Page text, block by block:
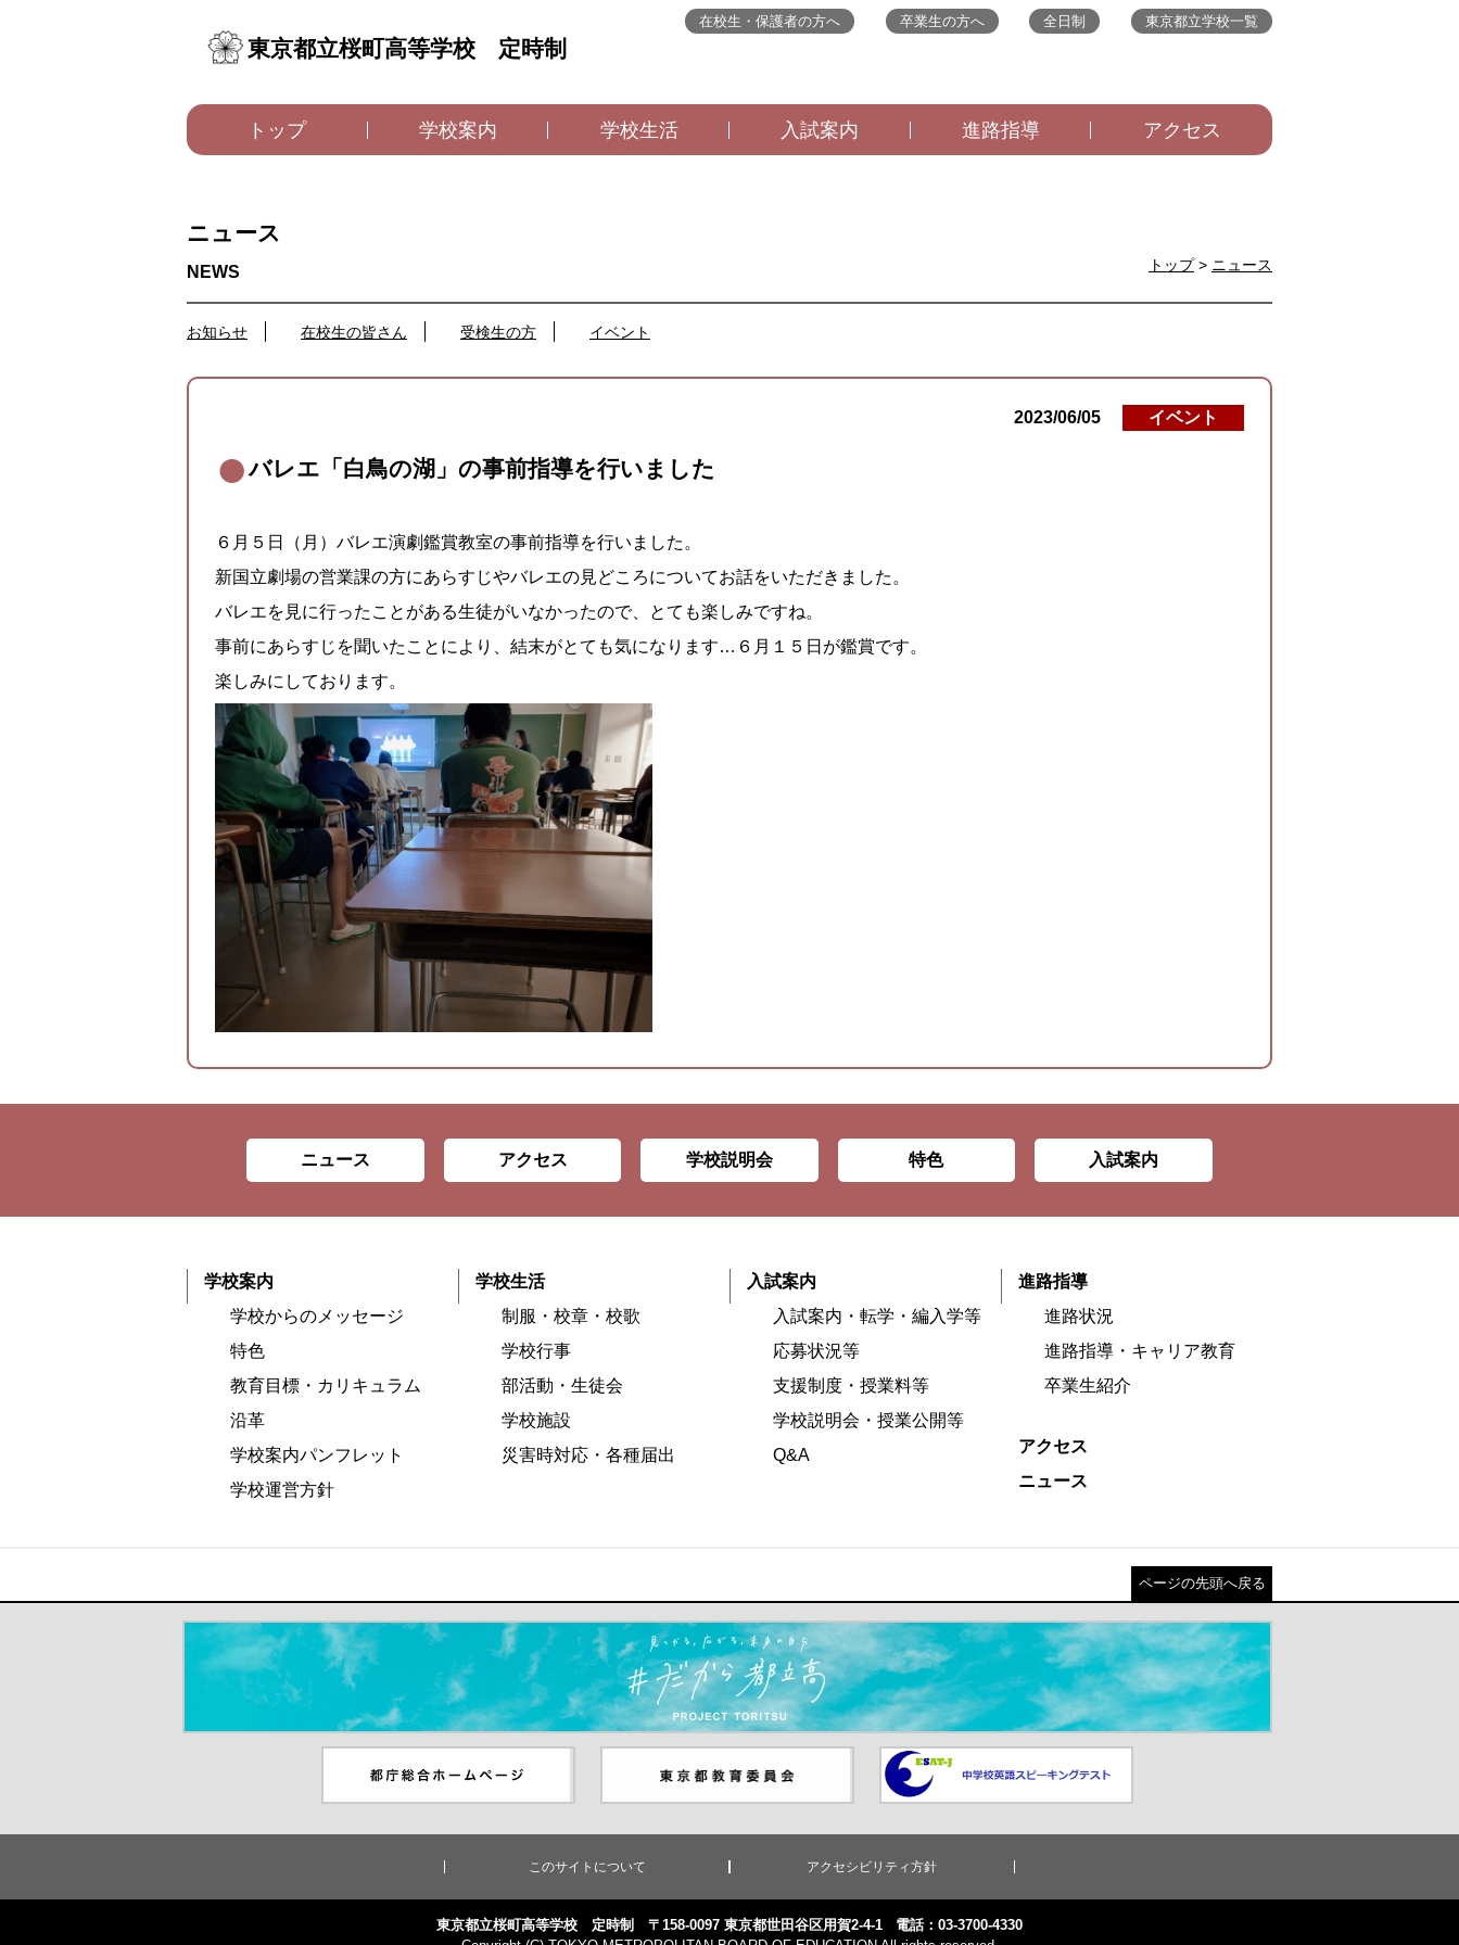
東京都立桜町高等学校 定時制
トップ 学校案内 学校生活 入試案内 進路指導 アクセス
在校生・保護者の方へ 卒業生の方へ 東京都立学校一覧
全日制
トップ> ニュース
ニュース
お知らせ 在校生の皆さん 受検生の方 イベント
2023/06/05 イベント
バレエ「白鳥の湖」の事前指導を行いました
６月５日（月）バレエ演劇鑑賞教室の事前指導を行いました。
新国立劇場の営業課の方にあらすじやバレエの見どころについてお話をいただきました。
バレエを見に行ったことがある生徒がいなかったので、とても楽しみですね。
事前にあらすじを聞いたことにより、結末がとても気になります…６月１５日が鑑賞です。
楽しみにしております。
ニュース アクセス 学校説明会 特色 入試案内
学校案内
学校からのメッセージ
特色
教育目標・カリキュラム
沿革
学校案内パンフレット
学校運営方針
学校生活
制服・校章・校歌
学校行事
部活動・生徒会
学校施設
災害時対応・各種届出
入試案内
入試案内・転学・編入学等
応募状況等
支援制度・授業料等
学校説明会・授業公開等
Q&A
進路指導
進路状況
進路指導・キャリア教育
卒業生紹介
アクセス
ニュース
ページの先頭へ戻る
＃だから都立高（別ウインドウが開きます）
ンドウが開きます）
ウが開きます）
中学校英語スピーキングテスト
（別ウインドウが開きます）
このサイトについて アクセシビリティ方針
東京都立桜町高等学校 定時制 〒158-0097 東京都世田谷区用賀2-4-1
電話：03-3700-4330